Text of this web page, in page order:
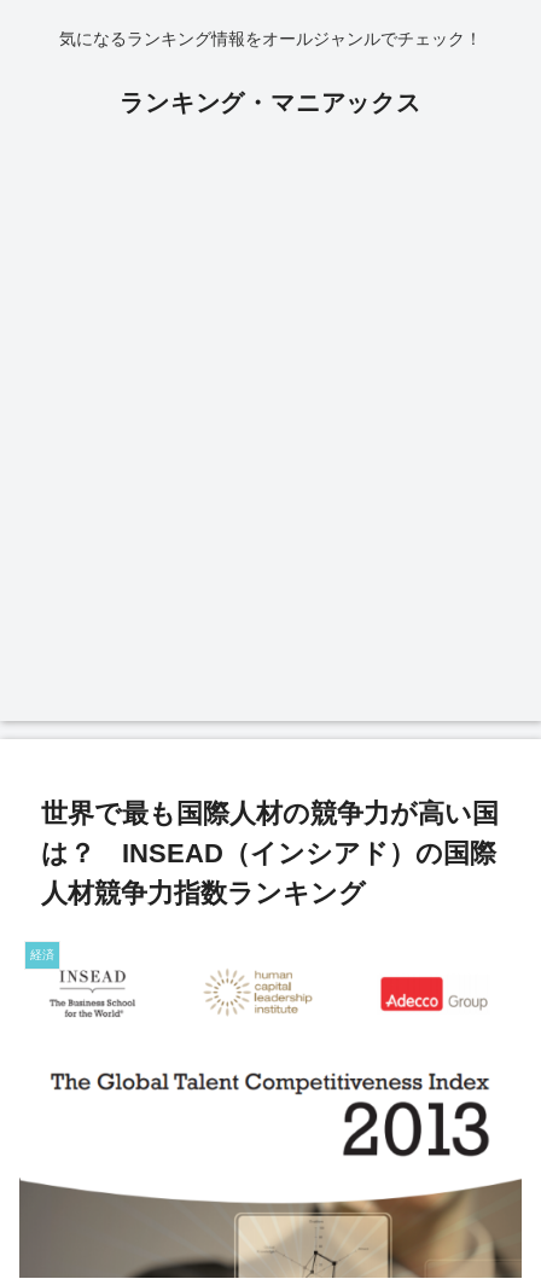
気になるランキング情報をオールジャンルでチェック！
ランキング・マニアックス
世界で最も国際人材の競争力が高い国
は？ INSEAD（インシアド）の国際
人材競争力指数ランキング
経済